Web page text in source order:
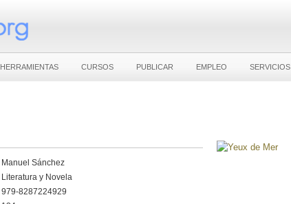
HERRAMIENTAS CURSOS PUBLICAR EMPLEO SERVICIOS
Manuel Sánchez
Literatura y Novela
979-8287224929